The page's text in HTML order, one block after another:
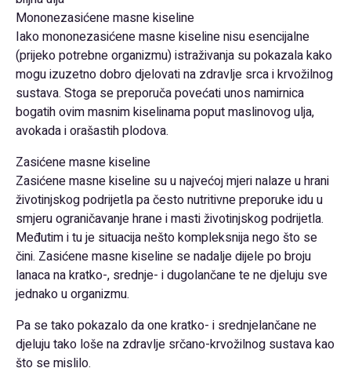
Mononezasićene masne kiseline
Iako mononezasićene masne kiseline nisu esencijalne
(prijeko potrebne organizmu) istraživanja su pokazala kako
mogu izuzetno dobro djelovati na zdravlje srca i krvožilnog
sustava. Stoga se preporuča povećati unos namirnica
bogatih ovim masnim kiselinama poput maslinovog ulja,
avokada i orašastih plodova.
Zasićene masne kiseline
Zasićene masne kiseline su u najvećoj mjeri nalaze u hrani
životinjskog podrijetla pa često nutritivne preporuke idu u
smjeru ograničavanje hrane i masti životinjskog podrijetla.
Međutim i tu je situacija nešto kompleksnija nego što se
čini. Zasićene masne kiseline se nadalje dijele po broju
lanaca na kratko-, srednje- i dugolančane te ne djeluju sve
jednako u organizmu.
Pa se tako pokazalo da one kratko- i srednjelančane ne
djeluju tako loše na zdravlje srčano-krvožilnog sustava kao
što se mislilo.